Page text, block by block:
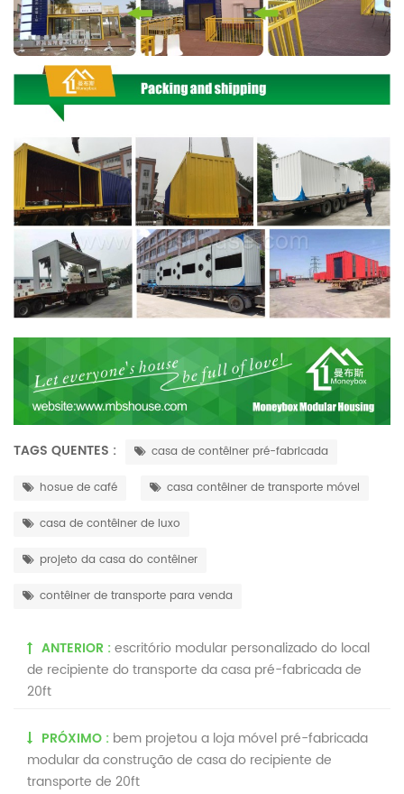
TAGS QUENTES : casa de contêiner pré-fabricada
hosue de café casa contêiner de transporte móvel
casa de contêiner de luxo
projeto da casa do contêiner
contêiner de transporte para venda
ANTERIOR :escritório modular personalizado do local
de recipiente do transporte da casa pré-fabricada de
20ft
PRÓXIMO : bem projetou a loja móvel pré-fabricada
modular da construção de casa do recipiente de
transporte de 20ft